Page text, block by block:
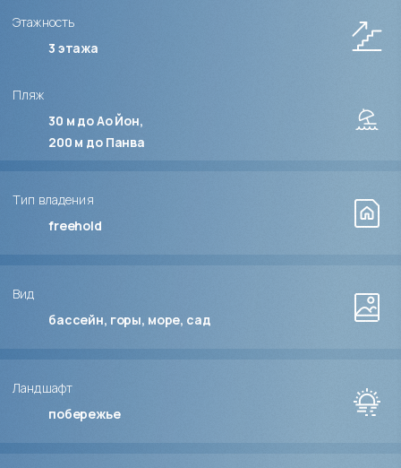
Этажность
3 этажа
Пляж
30 м до Ао Йон
200 м до Панва
Тип владения
freehold
Вид
бассейн, горы, море, сад
Ландшафт
побережье